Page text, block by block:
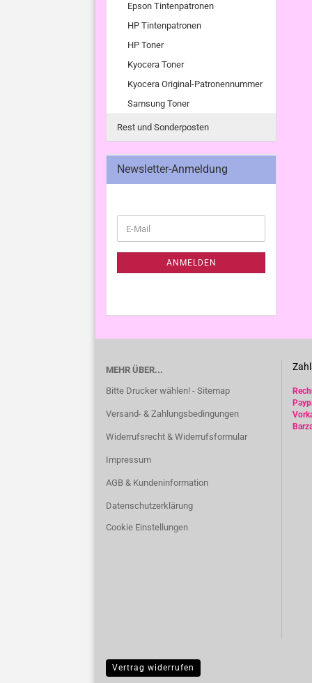
Epson Tintenpatronen
HP Tintenpatronen
HP Toner
Kyocera Toner
Kyocera Original-Patronennummer
Samsung Toner
Rest und Sonderposten
Newsletter-Anmeldung
ZUR
ANMELDUNG
E-
Mail
ANMELDEN
MEHR ÜBER...
Bitte Drucker wählen! - Sitemap
Versand- & Zahlungsbedingungen
Widerrufsrecht & Widerrufsformular
Impressum
AGB & Kundeninformation
Datenschutzerklärung
Cookie Einstellungen
Vertrag widerrufen